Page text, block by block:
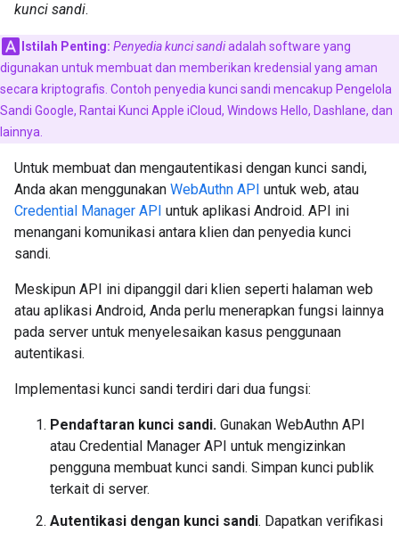
kunci sandi.
Istilah Penting: Penyedia kunci sandiadalah software yang
digunakan untuk membuat dan memberikan kredensial yang aman
secara kriptografis. Contoh penyedia kunci sandi mencakup Pengelola
Sandi Google, Rantai Kunci Apple iCloud, Windows Hello, Dashlane, dan
lainnya.
Untuk membuat dan mengautentikasi dengan kunci sandi,
Anda akan menggunakan WebAuthn API untuk web, atau
Credential Manager API untuk aplikasi Android. API ini
menangani komunikasi antara klien dan penyedia kunci
sandi.
Meskipun API ini dipanggil dari klien seperti halaman web
atau aplikasi Android, Anda perlu menerapkan fungsi lainnya
pada server untuk menyelesaikan kasus penggunaan
autentikasi.
Implementasi kunci sandi terdiri dari dua fungsi:
Pendaftaran kunci sandi. Gunakan WebAuthn API
atau Credential Manager API untuk mengizinkan
pengguna membuat kunci sandi. Simpan kunci publik
terkait di server.
Autentikasi dengan kunci sandi. Dapatkan verifikasi